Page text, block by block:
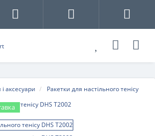
і аксесуари Ракетки для настільного тенісу